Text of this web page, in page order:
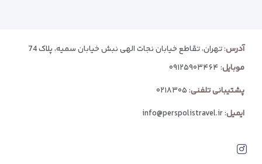
آدرس: تهران، تقاطع خیابان نجات الهی نبش خیابان سمیه، پلاک 74
موبایل:۰۹۱۲۵۹۰۳۴۶۴
پشتیبانی تلفنی:۰۲۱۸۳۰۵
ایمیل:
info@perspolistravel.ir